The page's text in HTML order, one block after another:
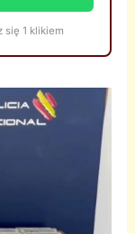
się 1 klikiem